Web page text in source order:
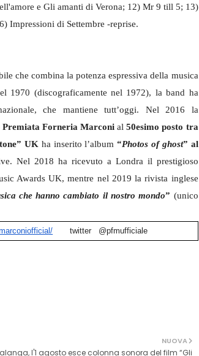
e Gli amanti di Verona; 12) Mr 9 till 5; 13)
Impressioni di Settembre -reprise.
che combina la potenza espressiva della musica
1970 (discograficamente nel 1972), la band ha
che mantiene tutt’oggi. Nel 2016 la
Premiata Forneria Marconi al50esimo posto tra
UK ha inserito l’album“Photos of ghost” al
Nel 2018 ha ricevuto a Londra il prestigioso
Awards UK, mentre nel 2019 la rivista inglese
che hanno cambiato il nostro mondo” (unico
l/ twitter @pfmufficiale
NUOVA
l'1 agosto esce colonna sonora del film “Gli